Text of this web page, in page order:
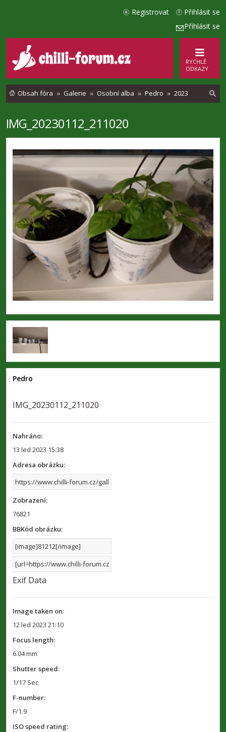
Přihlásit se
Přihlásit se
Registrovat
RYCHLÉ
ODKAZY
Obsah fóra Galerie Osobní alba Pedro 2023
e
IMG_20230112_211020
Pedro
IMG_20230112_211020
Nahráno:
13 led 2023 15:38
Adresa obrázku:
Zobrazení:
76821
BBKód obrázku:
Exif Data
Image taken on:
12 led 2023 21:10
Focus length:
6.04 mm
Shutter speed:
1/17 Sec
F-number:
F/1.9
ISO speed rating: